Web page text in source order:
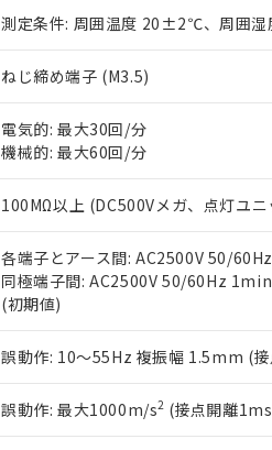
測定条件: 周囲温度 20±2℃、周囲
ねじ締め端子 (M3.5)
電気的: 最大30回/分
機械的: 最大60回/分
100MΩ以上 (DC500Vメガ、点灯ユ
各端子とアース間: AC2500V 50/
同極端子間: AC2500V 50/60Hz
(初期値)
誤動作: 10～55Hz 複振幅 1.5mm (
誤動作: 最大1000m/s2 (接点開離
在庫状況および標準価格結
す。
マイパーツ機能（部品リス
ている必要があります。
お客様が当ウェブサイト上
が、当社の製品・サービス
※当社の共同利用者とは、
いる法人を指します。
部品在庫の切り替え状況などによ
※3 非含有証明書ダウンロード
下記の非含有証明書をダウンロ
EU RoHS指令（10物質）の非含有
※本証明書は発行日時点で非含有
また、RoHS指令のフタル酸エ
混在することから備考欄に対応日
既に当社にて対応品への在庫切
り割愛しております。
※2 環境保護使用期限
「10」：通常の使用状況下にお
味します。
「－」：未確認です。当社販売部
また当社は、販売先および
たしません。
機器販売店・当社販売
白
受注生産機種、また在